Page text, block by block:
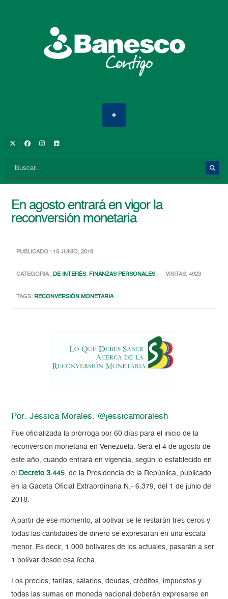
En agosto entrará en vigor la
reconversión monetaria
PUBLICADO : 15 JUNIO, 2018
CATEGORIA :DE INTERÉS, FINANZAS PERSONALES VISITAS: 4923
TAGS: RECONVERSIÓN MONETARIA
Por: Jessica Morales. @jessicamoralesh
Fue oficializada la prórroga por 60 días para el inicio de la
reconversión monetaria en Venezuela. Será el 4 de agosto de
este año, cuando entrará en vigencia, según lo establecido en
el
Decreto 3.445, de la Presidencia de la República, publicado
en la Gaceta Oficial Extraordinaria N.- 6.379, del 1 de junio de
2018.
A partir de ese momento, al bolívar se le restarán tres ceros y
todas las cantidades de dinero se expresarán en una escala
menor. Es decir, 1.000 bolívares de los actuales, pasarán a ser
1 bolívar desde esa fecha.
Los precios, tarifas, salarios, deudas, créditos, impuestos y
todas las sumas en moneda nacional deberán expresarse en